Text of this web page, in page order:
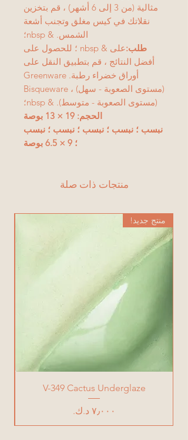
مثالية (من 3 إلى 6 أشهر) ، قم بتخزين
نقلاتك في كيس مغلق وتجنب أشعة
الشمس. & nbsp؛
طلب:
على & nbsp ؛ للحصول على
أفضل النتائج ، قم بتطبيق النقل على
أوراق خضراء رطبة. Greenware
(مستوى الصعوبة - سهل) ، Bisqueware
(مستوى الصعوبة - متوسط). & nbsp؛
الحجم: 19 × 13 بوصة
نبسب ؛ نبسب ؛ نبسب ؛ نبسب ؛ نبسب
؛ 9 × 6.5 بوصة
منتجات ذات صلة
منتج جديد!
V-349 Cactus Underglaze
السعر